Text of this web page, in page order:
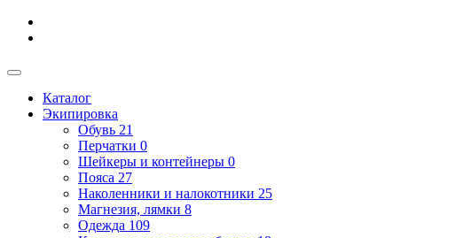
Каталог
Экипировка
Обувь 21
Перчатки 0
Шейкеры и контейнеры 0
Пояса 27
Наколенники и налокотники 25
Магнезия, лямки 8
Одежда 109